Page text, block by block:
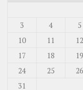
3
4 5
10
11 12
17
18 19
24
25 26
31